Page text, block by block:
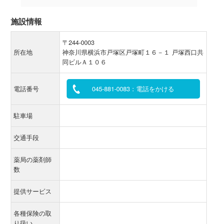
施設情報
所在地
〒244-0003
神奈川県横浜市戸塚区戸塚町１６－１ 戸塚西口共
同ビルＡ１０６
電話番号 045-881-0083：電話をかける
駐車場
交通手段
薬局の薬剤師
数
提供サービス
各種保険の取